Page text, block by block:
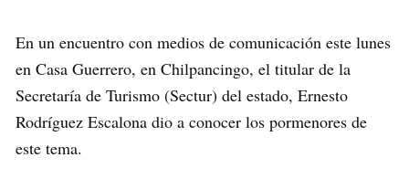
En un encuentro con medios de comunicación este lunes
en Casa Guerrero, en Chilpancingo, el titular de la
Secretaría de Turismo (Sectur) del estado, Ernesto
Rodríguez Escalona dio a conocer los pormenores de
este tema.